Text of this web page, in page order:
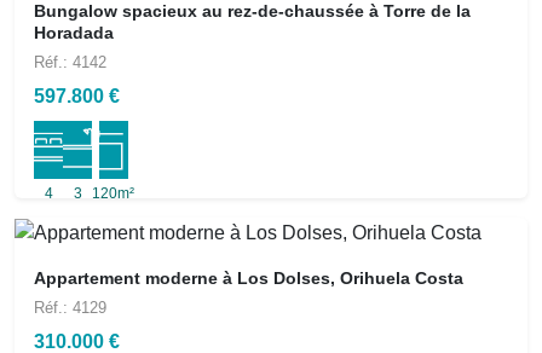
Bungalow spacieux au rez-de-chaussée à Torre de la
Horadada
Réf.: 4142
597.800 €
4 3 120m²
Appartement moderne à Los Dolses, Orihuela Costa
Réf.: 4129
310.000 €